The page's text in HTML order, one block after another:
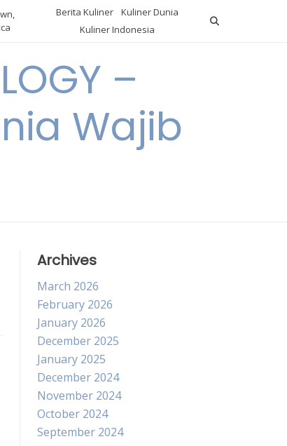
Berita Kuliner
Kuliner Dunia
Kuliner Indonesia
–
Wajib
Archives
March 2026
February 2026
January 2026
December 2025
January 2025
December 2024
November 2024
October 2024
September 2024